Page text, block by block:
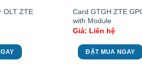
OLT ZTE
Card GTGH ZTE
with Module
Giá: Liên hệ
ĐẶT MUA NGAY